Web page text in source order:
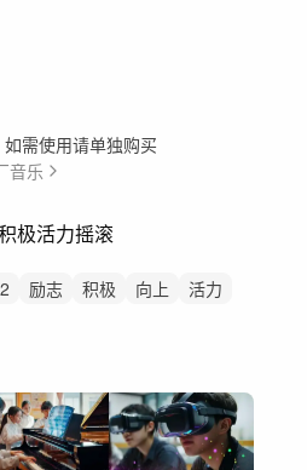
需使用请单独购买
音乐
极活力摇滚
励志 积极 向上
活力